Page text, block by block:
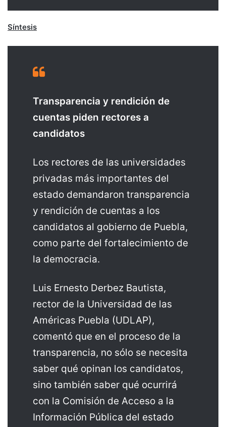
Síntesis
Transparencia y rendición de
cuentas piden rectores a
candidatos
Los rectores de las universidades
privadas más importantes del
estado demandaron transparencia
y rendición de cuentas a los
candidatos al gobierno de Puebla,
como parte del fortalecimiento de
la democracia.
Luis Ernesto Derbez Bautista,
rector de la Universidad de las
Américas Puebla (UDLAP),
comentó que en el proceso de la
transparencia, no sólo se necesita
saber qué opinan los candidatos,
sino también saber qué ocurrirá
con la Comisión de Acceso a la
Información Pública del estado